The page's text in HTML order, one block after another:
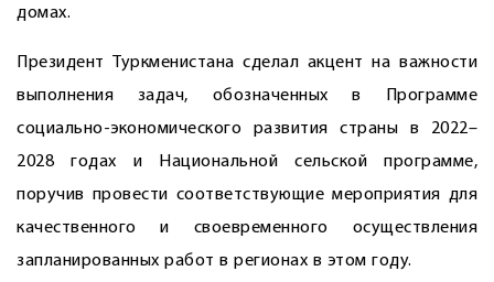
домах.
Президент Туркменистана сделал акцент на важности
выполнения задач, обозначенных в Программе
социально-экономического развития страны в 2022–
2028 годах и Национальной сельской программе,
поручив провести соответствующие мероприятия для
качественного и своевременного осуществления
запланированных работ в регионах в этом году.